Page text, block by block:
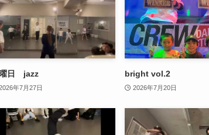
日 jazz
年7月27日
bright vol.2
2026年7月20日